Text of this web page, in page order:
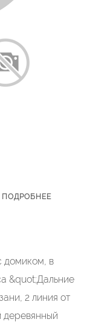
ПОДРОБНЕЕ
дoмиком, в
&quot;Дальние
2 линия от
дepевянный